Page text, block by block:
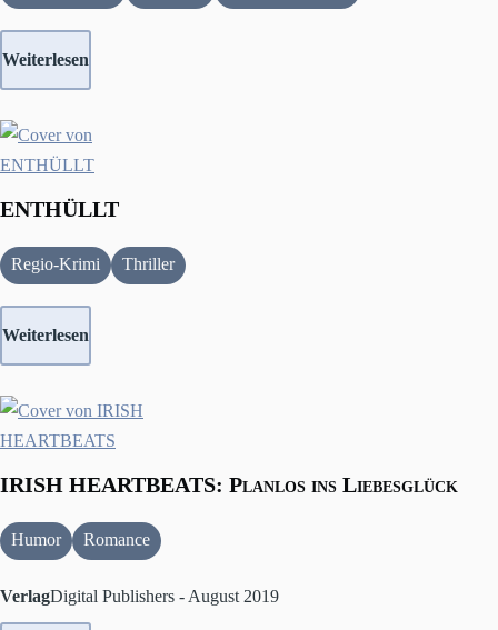
Weiterlesen
ENTHÜLLT
Regio-Krimi Thriller
Weiterlesen
IRISH HEARTBEATS: Planlos ins Liebesglück
Humor Romance
VerlagDigital Publishers - August 2019